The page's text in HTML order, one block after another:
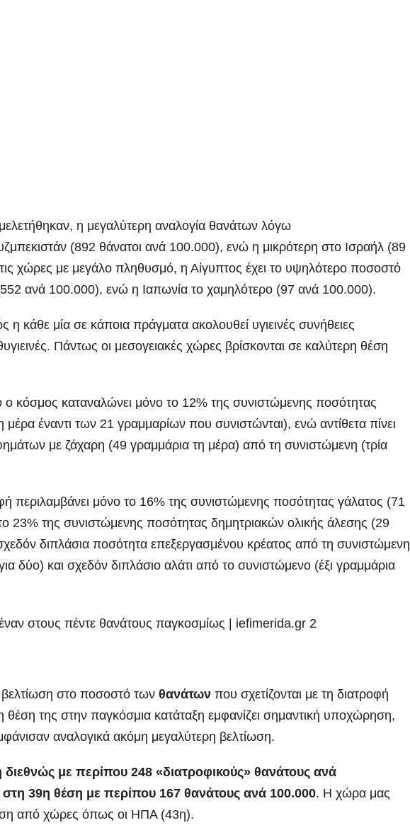
η μεγαλύτερη αναλογία θανάτων λόγω
(892 θάνατοι ανά 100.000), ενώ η μικρότερη στο Ισραήλ (89
χώρες με μεγάλο πληθυσμό, η Αίγυπτος έχει το υψηλότερο ποσοστό
ανά 100.000), ενώ η Ιαπωνία το χαμηλότερο (97 ανά 100.000).
η κάθε μία σε κάποια πράγματα ακολουθεί υγιεινές συνήθειες
Πάντως οι μεσογειακές χώρες βρίσκονται σε καλύτερη θέση
ο κόσμος καταναλώνει μόνο το 12% της συνιστώμενης ποσότητας
έναντι των 21 γραμμαρίων που συνιστώνται), ενώ αντίθετα πίνει
με ζάχαρη (49 γραμμάρια τη μέρα) από τη συνιστώμενη (τρία
περιλαμβάνει μόνο το 16% της συνιστώμενης ποσότητας γάλατος (71
23% της συνιστώμενης ποσότητας δημητριακών ολικής άλεσης (29
διπλάσια ποσότητα επεξεργασμένου κρέατος από τη συνιστώμενη
δύο) και σχεδόν διπλάσιο αλάτι από το συνιστώμενο (έξι γραμμάρια
βελτίωση στο ποσοστό των θανάτων που σχετίζονται με τη διατροφή
της στην παγκόσμια κατάταξη εμφανίζει σημαντική υποχώρηση,
αναλογικά ακόμη μεγαλύτερη βελτίωση.
διεθνώς με περίπου 248 «διατροφικούς» θανάτους ανά
στη 39η θέση με περίπου 167 θανάτους ανά 100.000. Η χώρα μας
από χώρες όπως οι ΗΠΑ (43η).